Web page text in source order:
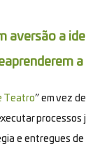
aversão a
Teatro” em vez
e entregues